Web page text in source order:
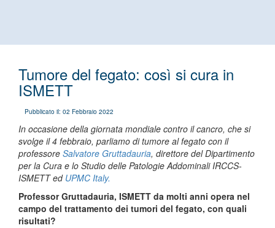
Tumore del fegato: così si cura in
ISMETT
Pubblicato il: 02 Febbraio 2022
In occasione della giornata mondiale contro il cancro, che si
svolge il 4 febbraio, parliamo di tumore al fegato con il
professore Salvatore Gruttadauria, direttore del Dipartimento
per la Cura e lo Studio delle Patologie Addominali IRCCS-
ISMETT ed UPMC Italy.
Professor Gruttadauria, ISMETT da molti anni opera nel
campo del trattamento dei tumori del fegato, con quali
risultati?